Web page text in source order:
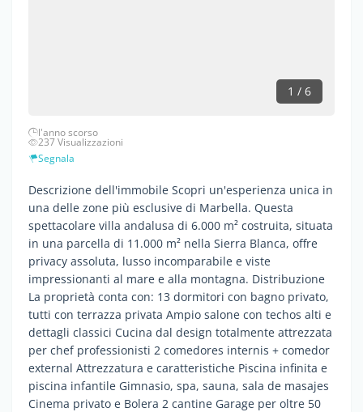
1 / 6
l'anno scorso
237 Visualizzazioni
Segnala
Descrizione dell'immobile Scopri un'esperienza unica in
una delle zone più esclusive di Marbella. Questa
spettacolare villa andalusa di 6.000 m² costruita, situata
in una parcella di 11.000 m² nella Sierra Blanca, offre
privacy assoluta, lusso incomparabile e viste
impressionanti al mare e alla montagna. Distribuzione
La proprietà conta con: 13 dormitori con bagno privato,
tutti con terrazza privata Ampio salone con techos alti e
dettagli classici Cucina dal design totalmente attrezzata
per chef professionisti 2 comedores internis + comedor
external Attrezzatura e caratteristiche Piscina infinita e
piscina infantile Gimnasio, spa, sauna, sala de masajes
Cinema privato e Bolera 2 cantine Garage per oltre 50